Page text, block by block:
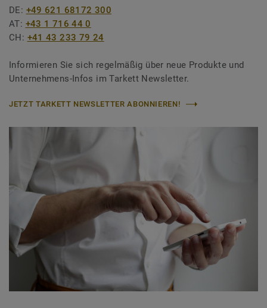
DE: +49 621 68172 300
AT: +43 1 716 44 0
CH: +41 43 233 79 24
Informieren Sie sich regelmäßig über neue Produkte und
Unternehmens-Infos im Tarkett Newsletter.
JETZT TARKETT NEWSLETTER ABONNIEREN!